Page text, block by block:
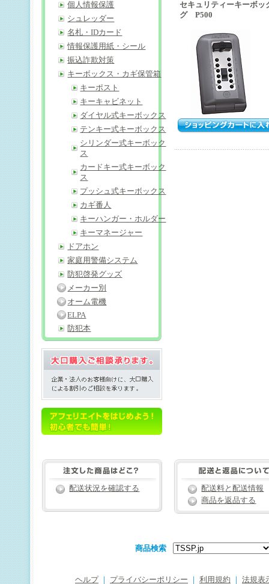
セキュリティーキーボ
グ P500
個人情報保護
シュレッダー
名札・IDカード
情報保護用紙・シール
振込詐欺対策
キーボックス・カギ保管箱
キーポスト
キーキャビネット
ダイヤル式キーボックス
テンキー式キーボックス
シリンダー式キーボック
ス
カードキー式キーボック
ス
プッシュ式キーボックス
カギ番人
キーハンガー・ホルダー
キーマネージャー
ドアホン
家庭用警備システム
防犯啓発グッズ
メーカー別
オーム電機
ELPA
防犯本
配送状況を確認する
配送料と配送情報
商品を返品する
商品検索
ヘルプ プライバシーポリシー 利用規約 法規表